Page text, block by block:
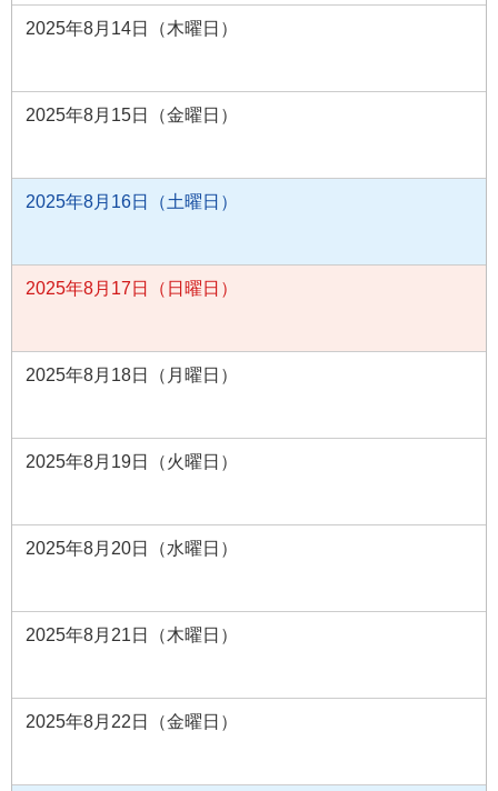
2025年8月14日（木曜日）
2025年8月15日（金曜日）
2025年8月16日（土曜日）
2025年8月17日（日曜日）
2025年8月18日（月曜日）
2025年8月19日（火曜日）
2025年8月20日（水曜日）
2025年8月21日（木曜日）
2025年8月22日（金曜日）